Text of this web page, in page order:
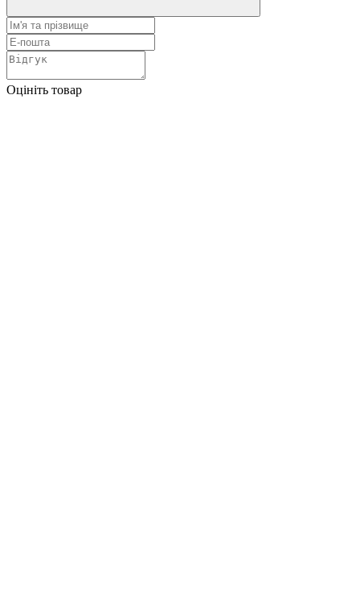
Оцініть товар